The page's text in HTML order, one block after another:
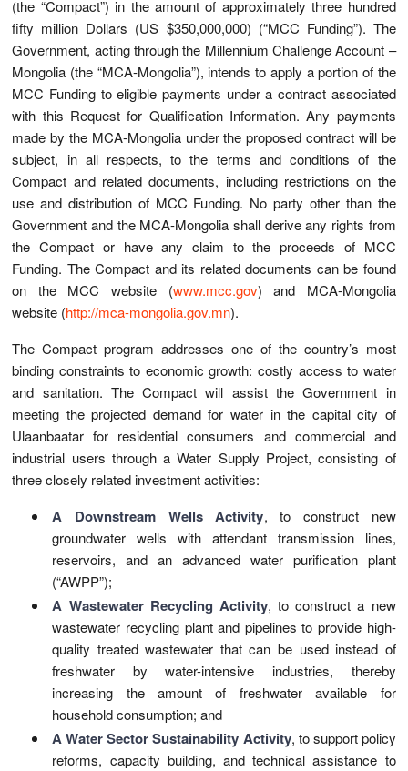
(the “Compact”) in the amount of approximately three hundred
fifty million Dollars (US $350,000,000) (“MCC Funding”). The
Government, acting through the Millennium Challenge Account –
Mongolia (the “MCA-Mongolia”), intends to apply a portion of the
MCC Funding to eligible payments under a contract associated
with this Request for Qualification Information. Any payments
made by the MCA-Mongolia under the proposed contract will be
subject, in all respects, to the terms and conditions of the
Compact and related documents, including restrictions on the
use and distribution of MCC Funding. No party other than the
Government and the MCA-Mongolia shall derive any rights from
the Compact or have any claim to the proceeds of MCC
Funding. The Compact and its related documents can be found
on the MCC website (www.mcc.gov) and MCA-Mongolia
website (http://mca-mongolia.gov.mn).
The Compact program addresses one of the country’s most
binding constraints to economic growth: costly access to water
and sanitation. The Compact will assist the Government in
meeting the projected demand for water in the capital city of
Ulaanbaatar for residential consumers and commercial and
industrial users through a Water Supply Project, consisting of
three closely related investment activities:
A Downstream Wells Activity, to construct new
groundwater wells with attendant transmission lines,
reservoirs, and an advanced water purification plant
(“AWPP”);
A Wastewater Recycling Activity, to construct a new
wastewater recycling plant and pipelines to provide high-
quality treated wastewater that can be used instead of
freshwater by water-intensive industries, thereby
increasing the amount of freshwater available for
household consumption; and
A Water Sector Sustainability Activity, to support policy
reforms, capacity building, and technical assistance to